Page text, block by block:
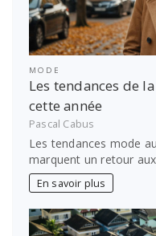
MODE
Les tendances de
cette année
Pascal Cabus
Les tendances mode
marquent un retour
En savoir plus